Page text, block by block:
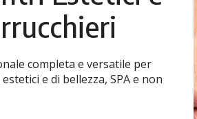
completa e versatile per
e di bellezza, SPA e non